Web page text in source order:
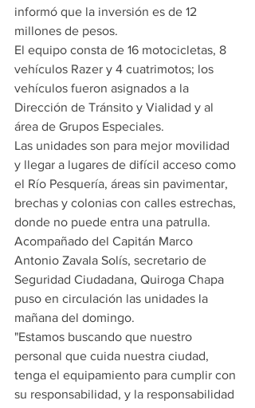
informó que la inversión es de 12
millones de pesos.
El equipo consta de 16 motocicletas, 8
vehículos Razer y 4 cuatrimotos; los
vehículos fueron asignados a la
Dirección de Tránsito y Vialidad y al
área de Grupos Especiales.
Las unidades son para mejor movilidad
y llegar a lugares de difícil acceso como
el Río Pesquería, áreas sin pavimentar,
brechas y colonias con calles estrechas,
donde no puede entra una patrulla.
Acompañado del Capitán Marco
Antonio Zavala Solís, secretario de
Seguridad Ciudadana, Quiroga Chapa
puso en circulación las unidades la
mañana del domingo.
"Estamos buscando que nuestro
personal que cuida nuestra ciudad,
tenga el equipamiento para cumplir con
su responsabilidad, y la responsabilidad